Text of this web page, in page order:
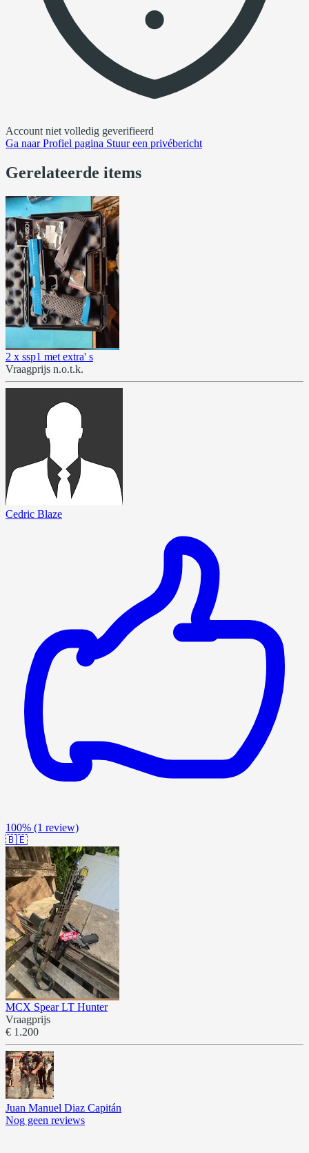
Account niet volledig geverifieerd
Ga naarProfiel pagina Stuur een privébericht
Gerelateerde items
2 x ssp1 met extra' s
Vraagprijs n.o.t.k.
Cedric Blaze
100% (1 review)
🇧🇪
MCX Spear LT Hunter
Vraagprijs
€ 1.200
Juan Manuel Diaz Capitán
Nog geen reviews